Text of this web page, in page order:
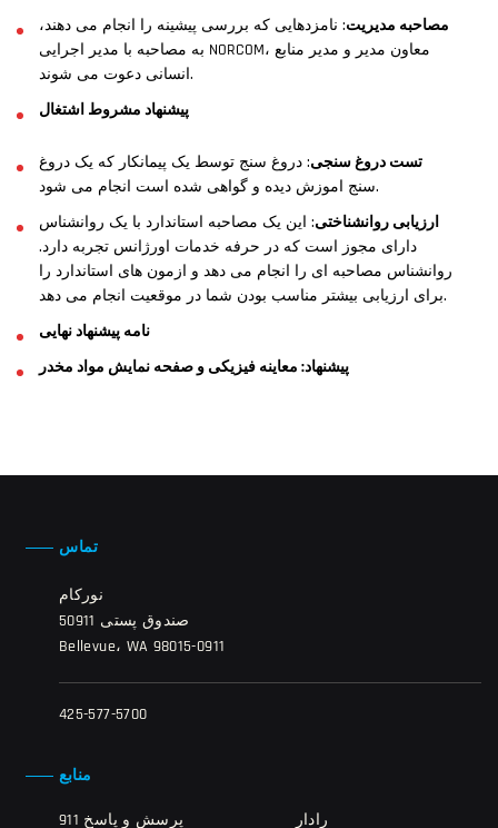
مصاحبه مدیریت: نامزدهایی که بررسی پیشینه را انجام می دهند،
به مصاحبه با مدیر اجرایی NORCOM، معاون مدیر و مدیر منابع
انسانی دعوت می شوند.
پیشنهاد مشروط اشتغال
تست دروغ سنجی: دروغ سنج توسط یک پیمانکار که یک دروغ
سنج اموزش دیده و گواهی شده است انجام می شود.
ارزیابی روانشناختی: این یک مصاحبه استاندارد با یک روانشناس
دارای مجوز است که در حرفه خدمات اورژانس تجربه دارد.
روانشناس مصاحبه ای را انجام می دهد و ازمون های استاندارد را
برای ارزیابی بیشتر مناسب بودن شما در موقعیت انجام می دهد.
نامه پیشنهاد نهایی
پیشنهاد: معاینه فیزیکی و صفحه نمایش مواد مخدر
تماس
نورکام
صندوق پستی 50911
Bellevue، WA 98015-0911
425-577-5700
منابع
911 پرسش و پاسخ رادار